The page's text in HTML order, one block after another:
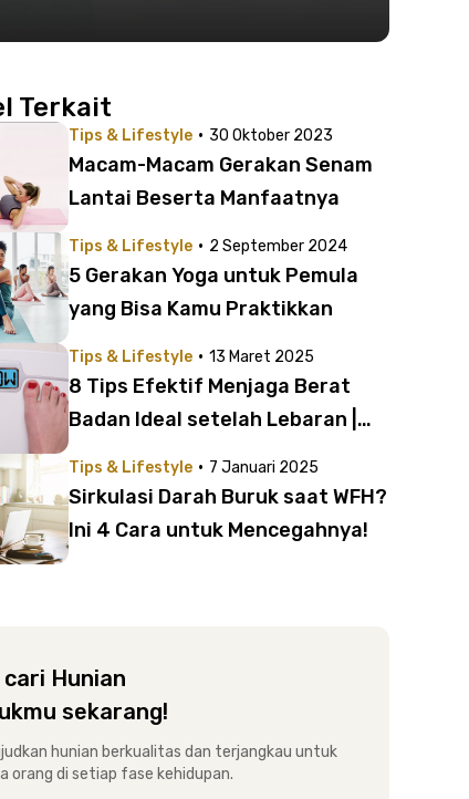
Terkait
Tips & Lifestyle · 30 Oktober 2023
Macam-Macam Gerakan Senam
Lantai Beserta Manfaatnya
Tips & Lifestyle · 2 September 2024
5 Gerakan Yoga untuk Pemula
yang Bisa Kamu Praktikkan
Tips & Lifestyle · 13 Maret 2025
8 Tips Efektif Menjaga Berat
Badan Ideal setelah Lebaran |
Tips & Lifestyle · 7 Januari 2025
Sirkulasi Darah Buruk saat WFH?
Ini 4 Cara untuk Mencegahnya!
cari Hunian
sekarang!
hunian berkualitas dan terjangkau untuk
orang di setiap fase kehidupan.